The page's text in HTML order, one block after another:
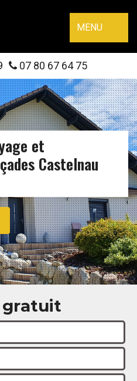
MENU
07 80 67 64 75
et
Castelnau
gratuit